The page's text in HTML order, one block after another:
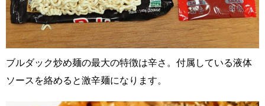
ブルダック炒め麺の最大の特徴は辛さ。付属している液体
ソースを絡めると激辛麺になります。